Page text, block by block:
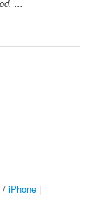
...
/ iPhone |